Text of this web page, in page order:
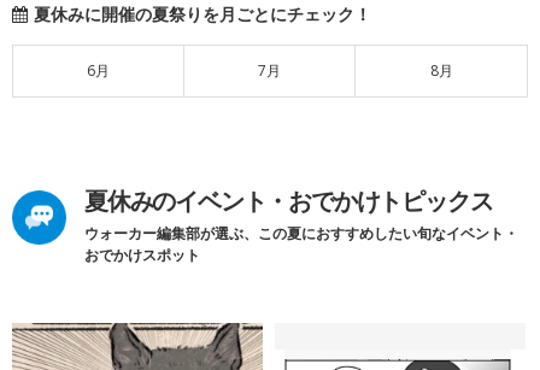
夏休みに開催の夏祭りを月ごとにチェック！
6月 7月 8月
夏休みのイベント・おでかけトピックス
ウォーカー編集部が選ぶ、この夏におすすめしたい旬なイベント・
おでかけスポット